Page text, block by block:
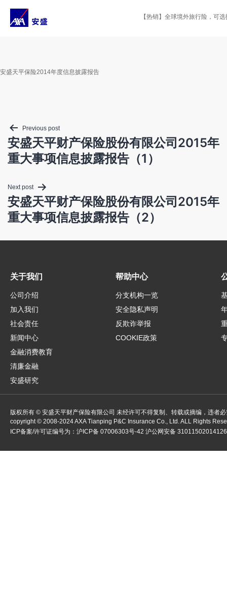
content
【热销】全球境外旅行险，可选投
安盛天平保险2014年度信息披露报告
Post
navigation
Previous post
安盛天平财产保险股份有限公司2015年
重大事项信息披露报告（1）
Next post
安盛天平财产保险股份有限公司2015年
重大事项信息披露报告（2）
关于我们
公司介绍
加入我们
社会责任
新闻中心
金融消费教育
清廉金融
安盛研究
帮助中心
分支机构一览
安全隐私声明
反欺诈举报
COOKIE政策
版权所有 © 安盛天平财产保险有限公司 未经许可不得复制、转载或摘编，违者
copyright © 2008-2024AXA Tianping P&C Insurance Co., Ltd. ALL Rights
ICP备案/许可证编号为： 沪ICP备 07006303号-42 沪公网安备